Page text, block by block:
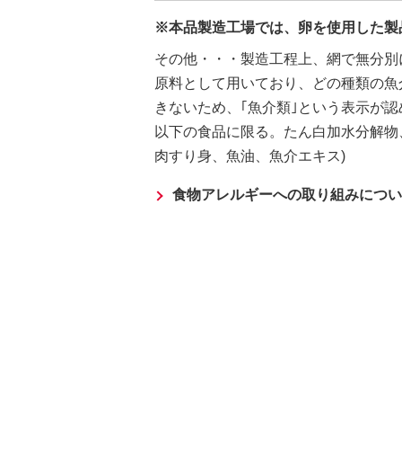
※本品製造工場では、卵を使用した製
その他・・・製造工程上、網で無分
原料として用いており、どの種類の
きないため、｢魚介類｣という表示が認
以下の食品に限る。たん白加水分解
肉すり身、魚油、魚介エキス)
食物アレルギーへの取り組みにつ